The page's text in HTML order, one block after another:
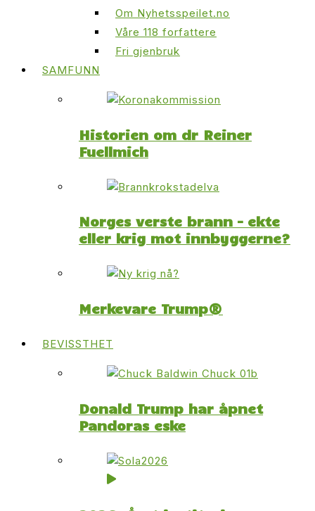
Om Nyhetsspeilet.no
Våre 118 forfattere
Fri gjenbruk
SAMFUNN
Historien om dr Reiner
Fuellmich
Norges verste brann – ekte
eller krig mot innbyggerne?
Merkevare Trump®
BEVISSTHET
Donald Trump har åpnet
Pandoras eske